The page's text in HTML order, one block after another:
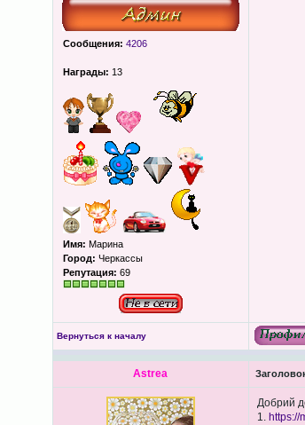
Сообщения: 4206
Награды: 13
Имя: Марина
Город: Черкассы
Репутация: 69
Вернуться к началу
Astrea
Добрий
1. https://